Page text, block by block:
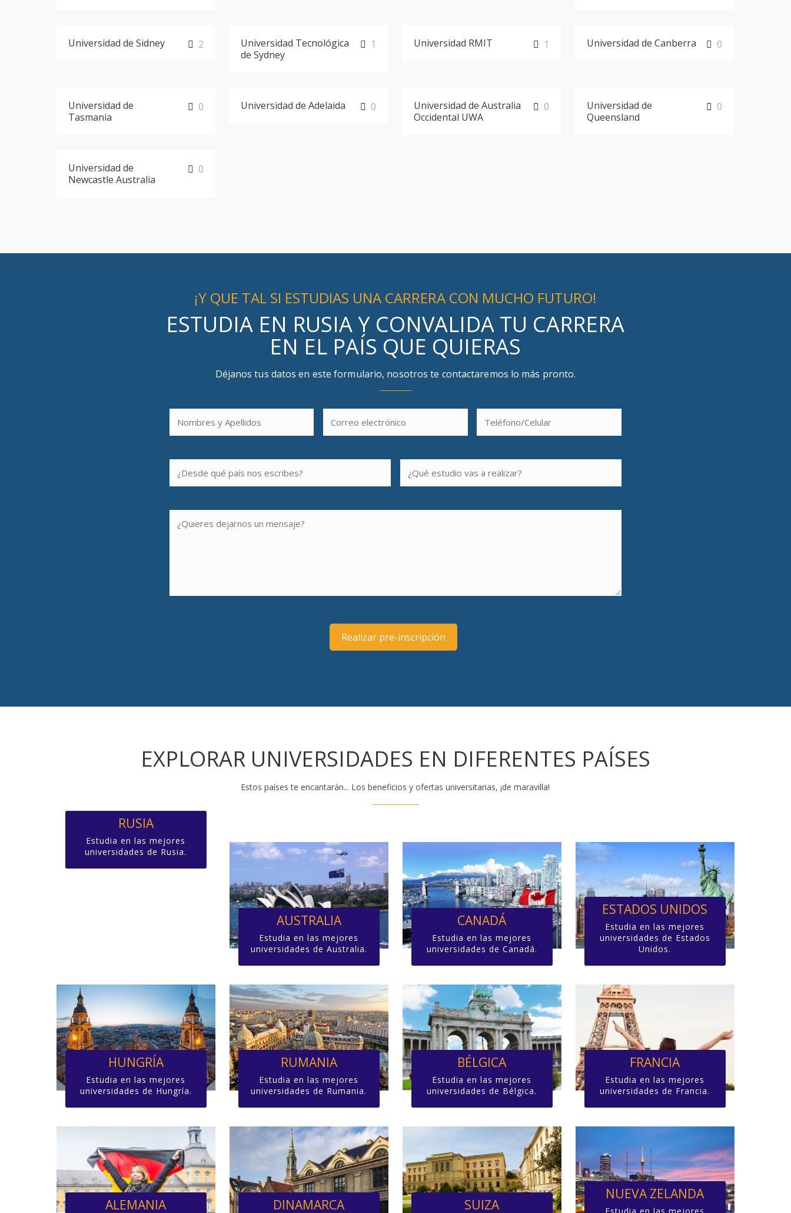
Universidad de Sidney 2
Universidad Tecnológica
de Sydney
1 Universidad RMIT 1 Universidad de Canberra 0
Universidad de
Tasmania
0 Universidad de Adelaida 0
Universidad de Australia
Occidental UWA
0
Universidad de
Queensland
0
Universidad de
Newcastle Australia
0
¡Y QUE TAL SI ESTUDIAS UNA CARRERA CON MUCHO FUTURO!
ESTUDIA EN RUSIA Y CONVALIDA TU CARRERA
EN EL PAÍS QUE QUIERAS
Déjanos tus datos en este formulario, nosotros te contactaremos lo más pronto.
EXPLORAR UNIVERSIDADES EN DIFERENTES PAÍSES
Estos países te encantarán... Los beneficios y ofertas universitarias, ¡de maravilla!
RUSIA
Estudia en las mejores
universidades de Rusia.
AUSTRALIA
Estudia en las mejores
universidades de Australia.
CANADÁ
Estudia en las mejores
universidades de Canadá.
ESTADOS UNIDOS
Estudia en las mejores
universidades de Estados
Unidos.
HUNGRÍA
Estudia en las mejores
universidades de Hungría.
RUMANIA
Estudia en las mejores
universidades de Rumania.
BÉLGICA
Estudia en las mejores
universidades de Bélgica.
FRANCIA
Estudia en las mejores
universidades de Francia.
ALEMANIA DINAMARCA SUIZA
NUEVA ZELANDA